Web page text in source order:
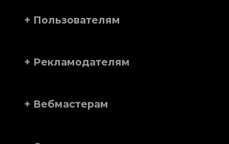
+ Пользователям
+ Рекламодателям
+ Вебмастерам